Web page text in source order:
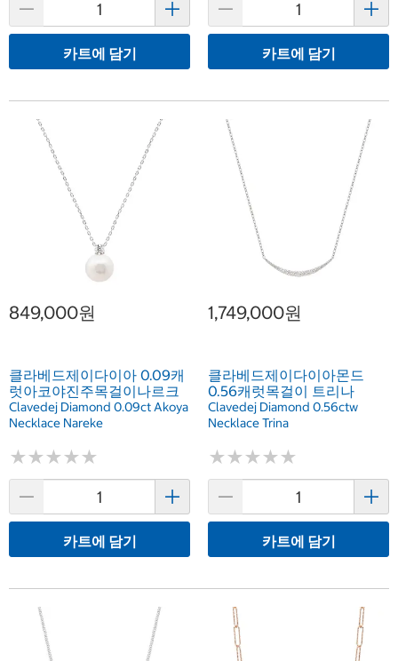
카트에 담기 카트에 담기
849,000원
클라베드제이다이아 0.09캐
럿아코야진주목걸이나르크
Clavedej Diamond 0.09ct Akoya
Necklace Nareke
★★★★★
★★★★★
카트에 담기
1,749,000원
클라베드제이다이아몬드
0.56캐럿목걸이 트리나
Clavedej Diamond 0.56ctw
Necklace Trina
★★★★★
★★★★★
카트에 담기